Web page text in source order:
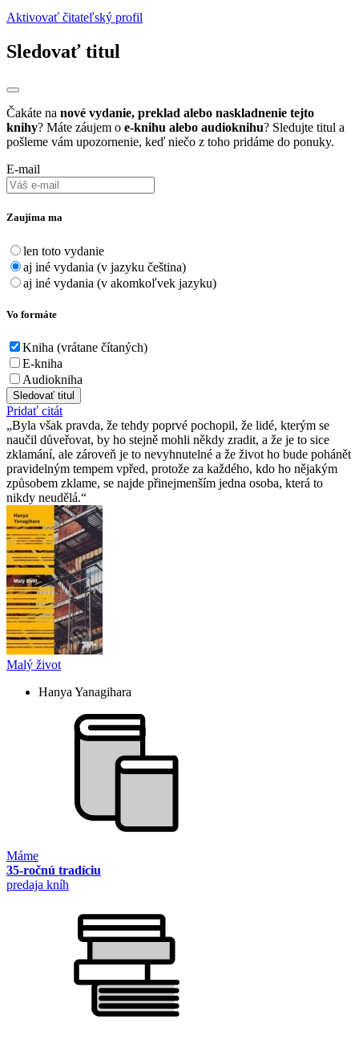
Aktivovať čitateľský profil
Sledovať titul
Čakáte na nové vydanie, preklad alebo naskladnenie tejto
knihy? Máte záujem o e-knihu alebo audioknihu? Sledujte titul a
pošleme vám upozornenie, keď niečo z toho pridáme do ponuky.
E-mail
Zaujíma ma
len toto vydanie
aj iné vydania (v jazyku čeština)
aj iné vydania (v akomkoľvek jazyku)
Vo formáte
Kniha (vrátane čítaných)
E-kniha
Audiokniha
Sledovať titul
Pridať citát
Byla však pravda, že tehdy poprvé pochopil, že lidé, kterým se
naučil důveřovat, by ho stejně mohli někdy zradit, a že je to sice
zklamání, ale zároveň je to nevyhnutelné a že život ho bude pohánět
pravidelným tempem vpřed, protože za každého, kdo ho nějakým
způsobem zklame, se najde přinejmenším jedna osoba, která to
nikdy neudělá.
Malý život
Hanya Yanagihara
Máme
35-ročnú tradíciu
predaja kníh